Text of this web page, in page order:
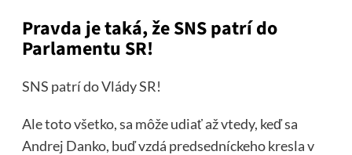
Pravda je taká, že SNS patrí do
Parlamentu SR!
SNS patrí do Vlády SR!
Ale toto všetko, sa môže udiať až vtedy, keď sa
Andrej Danko, buď vzdá predsedníckeho kresla v